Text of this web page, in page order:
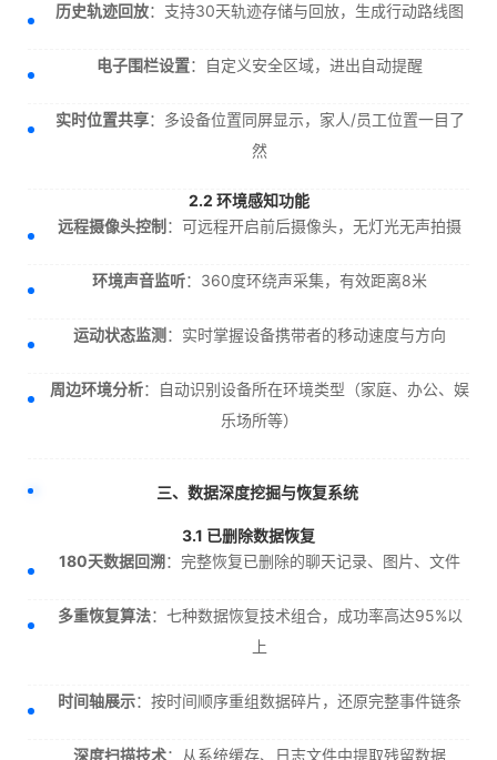
历史轨迹回放：支持30天轨迹存储与回放，生成行动路线图
电子围栏设置：自定义安全区域，进出自动提醒
实时位置共享：多设备位置同屏显示，家人/员工位置一目了
然
2.2 环境感知功能
远程摄像头控制 ：可远程开启前后摄像头，无灯光无声拍摄
环境声音监听：360度环绕声采集，有效距离8米
运动状态监测 ：实时掌握设备携带者的移动速度与方向
周边环境分析：自动识别设备所在环境类型（家庭、办公、娱
乐场所等）
三、数据深度挖掘与恢复系统
3.1 已删除数据恢复
180天数据回溯：完整恢复已删除的聊天记录、图片、文件
多重恢复算法：七种数据恢复技术组合，成功率高达95%以
上
时间轴展示：按时间顺序重组数据碎片，还原完整事件链条
深度扫描技术：从系统缓存、日志文件中提取残留数据